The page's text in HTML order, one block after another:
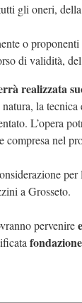
gli oneri, della
o
di validità,
realizzata
la tecnica
L’opera
compresa nel
a Grosseto.
pervenire